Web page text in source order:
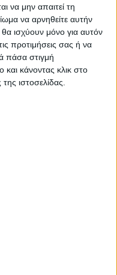
να μην απαιτεί τη
να αρνηθείτε αυτήν
ισχύουν μόνο για αυτόν
προτιμήσεις σας ή να
πάσα στιγμή
και κάνοντας κλικ στο
ιστοσελίδας.